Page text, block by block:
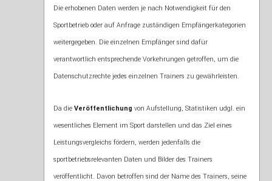
Die erhobenen Daten werden je nach Notwendigkeit für den
Sportbetrieb oder auf Anfrage zuständigen Empfängerkategorien
weitergegeben. Die einzelnen Empfänger sind dafür
verantwortlich entsprechende Vorkehrungen getroffen, um die
Datenschutzrechte jedes einzelnen Trainers zu gewährleisten.
Da die Veröffentlichung von Aufstellung, Statistiken udgl. ein
wesentliches Element im Sport darstellen und das Ziel eines
Leistungsvergleichs fördern, werden jedenfalls die
sportbetriebsrelevanten Daten und Bilder des Trainers
veröffentlicht. Davon betroffen sind der Name des Trainers, seine